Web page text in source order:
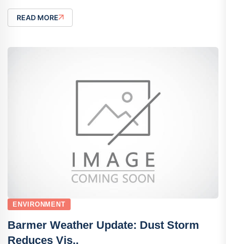
READ MORE
ENVIRONMENT
Barmer Weather Update: Dust Storm
Reduces Vis..